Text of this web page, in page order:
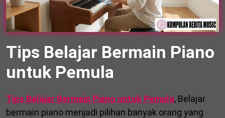
Tips Belajar Bermain Piano
untuk Pemula
Tips Belajar Bermain Piano untuk Pemula, Belajar
bermain piano menjadi pilihan banyak orang yang